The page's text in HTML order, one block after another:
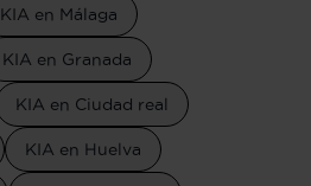
KIA en Málaga
KIA en Granada
KIA en Ciudad real
KIA en Huelva